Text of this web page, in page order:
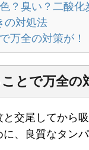
？臭い？二酸化
の対処法
万全の対策が
とで万全の
交尾してから吸
、良質なタン